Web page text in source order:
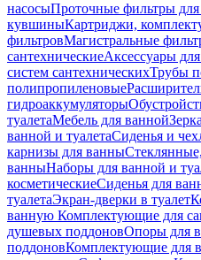
насосыПроточные фильтры
кувшиныКартриджи,
фильтровМагистральные
сантехническиеАксессуары
систем сантехническихТрубы
полипропиленовые
гидроаккумуляторы
туалетаМебель для ванной
ванной и туалетаСиденья и
карнизы для ванны
ванныНаборы для ванной и
косметическиеСиденья для
туалетаЭкран-дверки в туалет
ванную Комплектующие для
душевых поддоновОпоры для
поддоновКомплектующие для